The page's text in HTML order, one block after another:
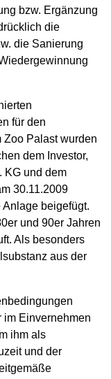
bzw. Ergänzung
die
die Sanierung
für den
Zoo Palast wurden
dem Investor,
KG und dem
30.11.2009
beigefügt.
und 90er Jahren
Als besonders
aus der
im Einvernehmen
ihm als
und der